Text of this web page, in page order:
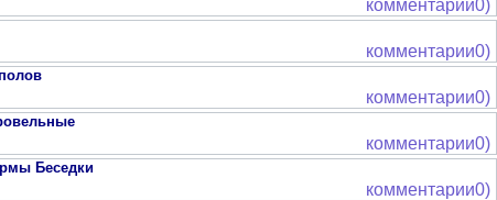
комментарии0)
комментарии0)
комментарии0)
комментарии0)
Беседки
комментарии0)